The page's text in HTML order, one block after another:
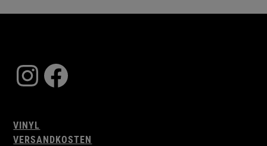
Instagram
Facebook
VINYL
VERSANDKOSTEN